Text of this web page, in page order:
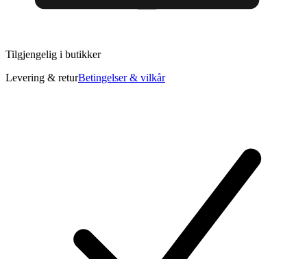
Tilgjengelig i butikker
Levering & returBetingelser & vilkår